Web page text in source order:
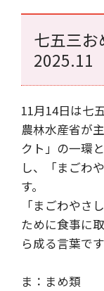
七五三
2025.11
11月14日は七
農林水産省が
クト」の一環
し、「まごわ
す。
「まごわやさ
ために食事に
ら成る言葉です
ま：まめ類